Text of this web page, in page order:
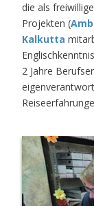
die als
Projekten (
Kalkutta
2 Jahre